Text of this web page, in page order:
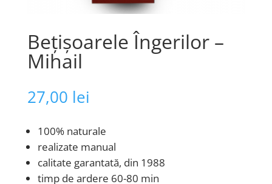
Bețișoarele Îngerilor –
Mihail
27,00 lei
100% naturale
realizate manual
calitate garantată, din 1988
timp de ardere 60-80 min